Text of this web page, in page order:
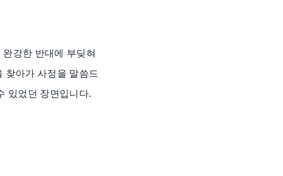
강한 반대에 부딪혀
찾아가 사정을 말씀드
있었던 장면입니다.